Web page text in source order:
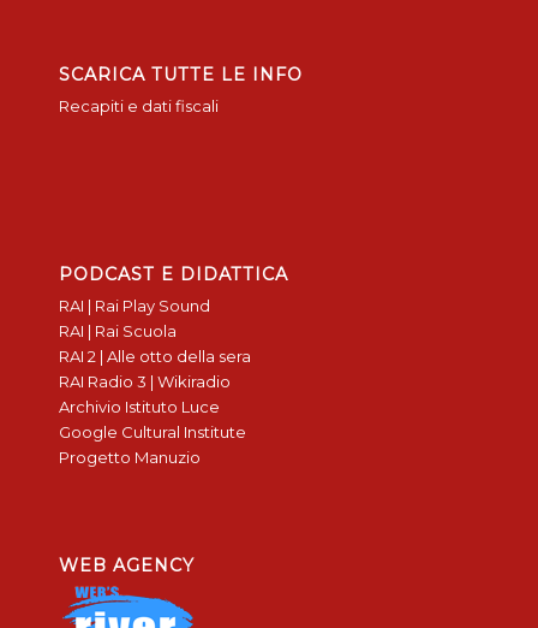
SCARICA TUTTE LE INFO
Recapiti e dati fiscali
PODCAST E DIDATTICA
RAI | Rai Play Sound
RAI | Rai Scuola
RAI 2 | Alle otto della sera
RAI Radio 3 | Wikiradio
Archivio Istituto Luce
Google Cultural Institute
Progetto Manuzio
WEB AGENCY